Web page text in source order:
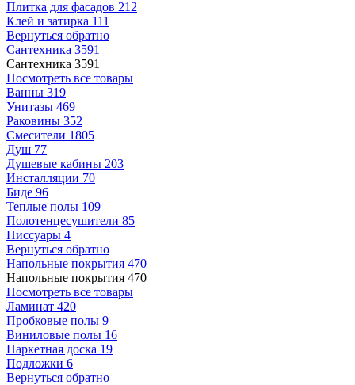
Плитка для фасадов 212
Клей и затирка 111
Вернуться обратно
Сантехника 3591
Сантехника 3591
Посмотреть все товары
Ванны 319
Унитазы 469
Раковины 352
Смесители 1805
Душ 77
Душевые кабины 203
Инсталляции 70
Биде 96
Теплые полы 109
Полотенцесушители 85
Писсуары 4
Вернуться обратно
Напольные покрытия 470
Напольные покрытия 470
Посмотреть все товары
Ламинат 420
Пробковые полы 9
Виниловые полы 16
Паркетная доска 19
Подложки 6
Вернуться обратно